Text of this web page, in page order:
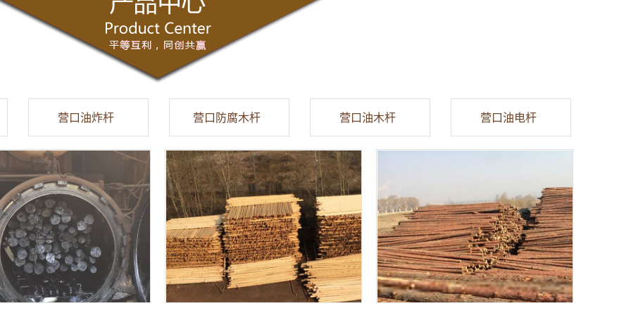
营口油炸杆 营口防腐木杆 营口油木杆 营口油电杆